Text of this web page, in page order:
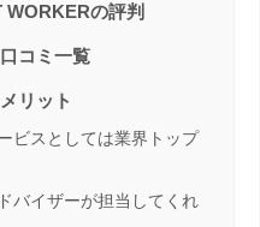
WORKERの評判
コミ一覧
リット
ビスとしては業界トップ
バイザーが担当してくれ